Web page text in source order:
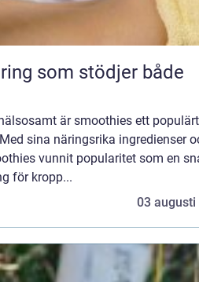
är smoothies ett populärt
sina näringsrika ingredienser
vunnit popularitet som en
för kropp...
03 augusti